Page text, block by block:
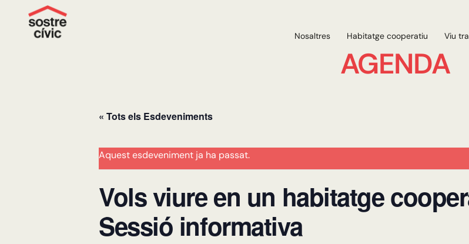
Nosaltres Habitatge cooperatiu Viu
AGENDA
« Tots els Esdeveniments
Aquest esdeveniment ja ha passat.
Vols viure en un habitatge
Sessió informativa